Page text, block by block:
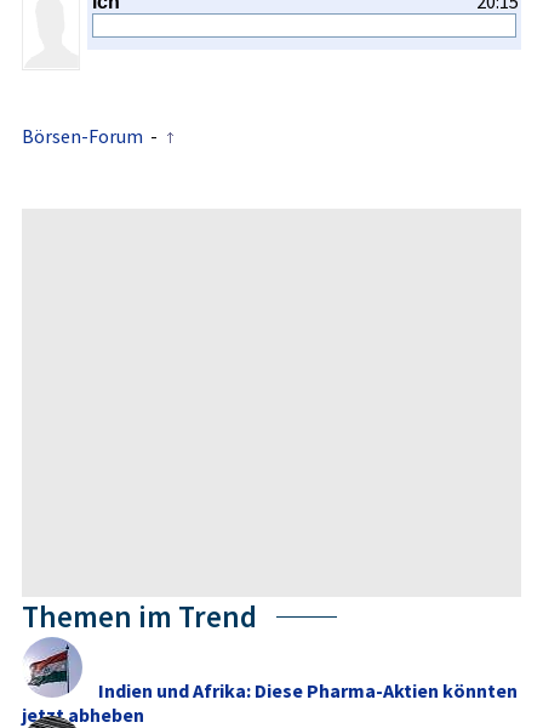
Börsen-Forum -
Themen im Trend
Indien und Afrika: Diese Pharma-Aktien könnten
jetzt abheben